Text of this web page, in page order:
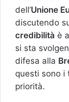
dell’Unione
discutendo
credibilità è
si sta
difesa alla
questi sono i
priorità.